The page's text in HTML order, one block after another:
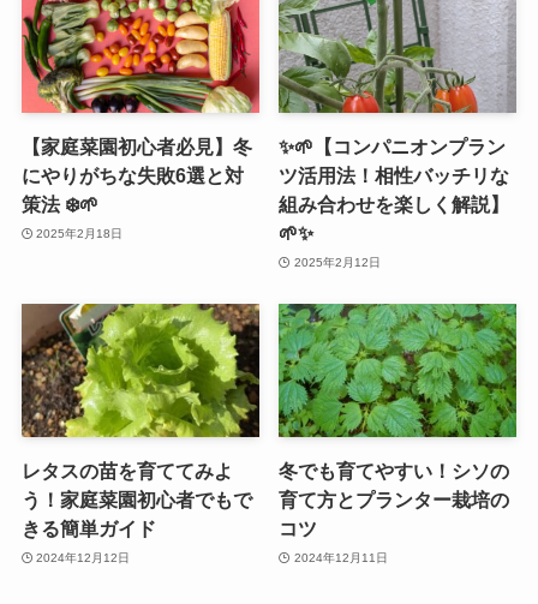
【家庭菜園初心者必見】冬
にやりがちな失敗6選と対
策法 ❄️🌱
2025年2月18日
✨️🌱【コンパニオンプラン
ツ活用法！相性バッチリな
組み合わせを楽しく解説】
🌱✨️
2025年2月12日
レタスの苗を育ててみよ
う！家庭菜園初心者でもで
きる簡単ガイド
2024年12月12日
冬でも育てやすい！シソの
育て方とプランター栽培の
コツ
2024年12月11日